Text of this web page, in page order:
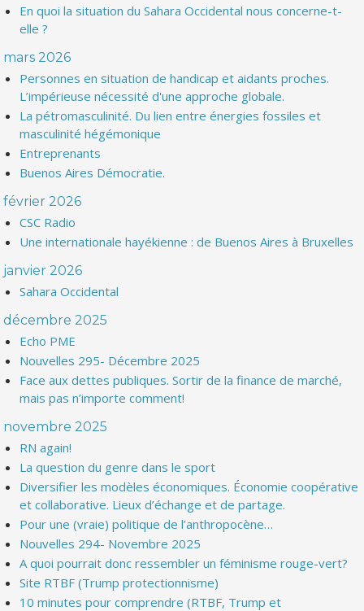
En quoi la situation du Sahara Occidental nous concerne-t-
elle ?
mars 2026
Personnes en situation de handicap et aidants proches.
L’impérieuse nécessité d'une approche globale.
La pétromasculinité. Du lien entre énergies fossiles et
masculinité hégémonique
Entreprenants
Buenos Aires Démocratie.
février 2026
CSC Radio
Une internationale hayékienne : de Buenos Aires à Bruxelles
janvier 2026
Sahara Occidental
décembre 2025
Echo PME
Nouvelles 295- Décembre 2025
Face aux dettes publiques. Sortir de la finance de marché,
mais pas n’importe comment!
novembre 2025
RN again!
La question du genre dans le sport
Diversifier les modèles économiques. Économie coopérative
et collaborative. Lieux d’échange et de partage.
Pour une (vraie) politique de l’anthropocène…
Nouvelles 294- Novembre 2025
A quoi pourrait donc ressembler un féminisme rouge-vert?
Site RTBF (Trump protectionnisme)
10 minutes pour comprendre (RTBF, Trump et